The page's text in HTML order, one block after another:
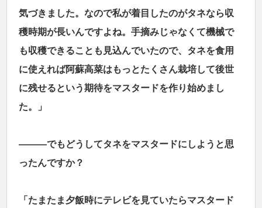
気づきました。なので私が着目したのがタネなら収
穫時期が長いんですよね。手摘みじゃなくて機械で
も収穫できることも見込んでいたので、タネを食用
に使えれば阿蘇高菜はもっとたくさん栽培して後世
に残せるという期待をマスタードを作り始めまし
た。」
―――でもどうしてタネをマスタードにしようと思
ったんですか？
「たまたま夕飯時にテレビを見ていたらマスタード